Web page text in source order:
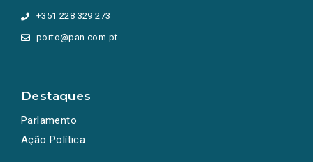
+351 228 329 273
porto@pan.com.pt
Destaques
Parlamento
Ação Política